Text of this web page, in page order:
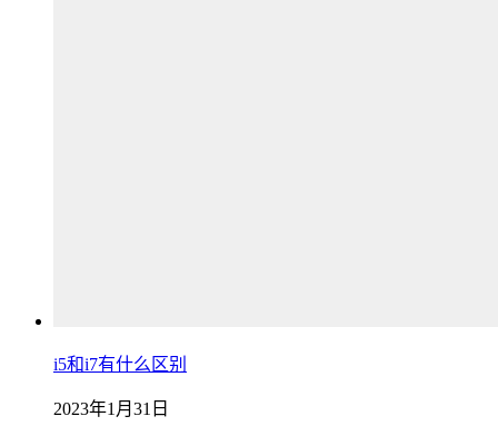
i5和i7有什么区别
2023年1月31日